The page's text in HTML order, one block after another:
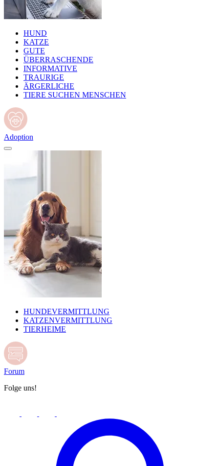
HUND
KATZE
GUTE
ÜBERRASCHENDE
INFORMATIVE
TRAURIGE
ÄRGERLICHE
TIERE SUCHEN MENSCHEN
Adoption
HUNDEVERMITTLUNG
KATZENVERMITTLUNG
TIERHEIME
Forum
Folge uns!